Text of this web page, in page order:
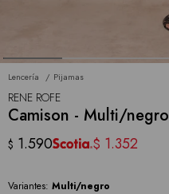
Lencería Pijamas
RENE ROFE
Camison - Multi/negro
$ 1.590 $ 1.352
Variantes: Multi/negro